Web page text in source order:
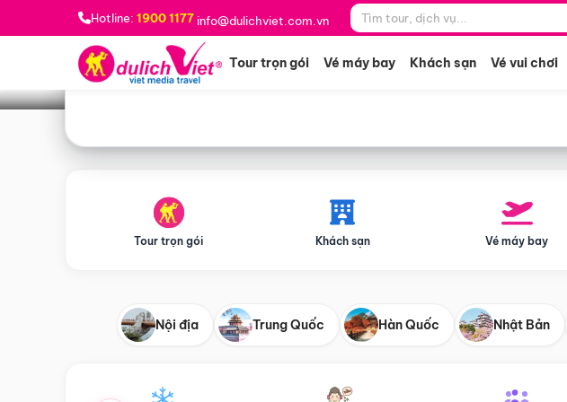
Hotline: 1900 1177 info@dulichviet.com.vn
Tour trọn gói Vé máy bay Khách sạn Vé vui chơi
Bạn muốn đi đâu? *
Tour trọn gói Khách sạn Vé máy bay
Nội địa Trung Quốc Hàn Quốc Nhật Bản